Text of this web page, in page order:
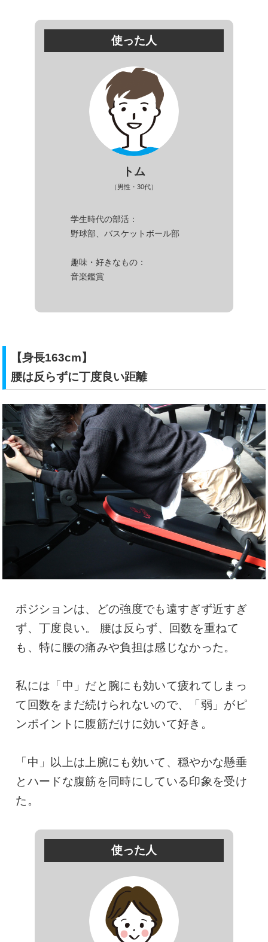
使った人
トム
（男性・30代）
学生時代の部活：
野球部、バスケットボール部
趣味・好きなもの：
音楽鑑賞
【身長163cm】
腰は反らずに丁度良い距離
ポジションは、どの強度でも遠すぎず近すぎ
ず、丁度良い。 腰は反らず、回数を重ねて
も、特に腰の痛みや負担は感じなかった。
私には「中」だと腕にも効いて疲れてしまっ
て回数をまだ続けられないので、「弱」がピ
ンポイントに腹筋だけに効いて好き。
「中」以上は上腕にも効いて、穏やかな懸垂
とハードな腹筋を同時にしている印象を受け
た。
使った人